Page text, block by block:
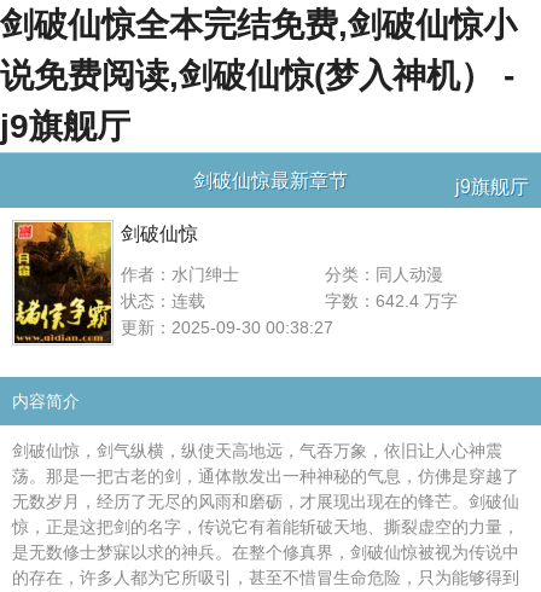
剑破仙惊全本完结免费,剑破仙惊小
说免费阅读,剑破仙惊(梦入神机） -
j9旗舰厅
剑破仙惊最新章节 j9旗舰厅
剑破仙惊
作者：水门绅士
分类：同人动漫
状态：连载
字数：642.4 万字
更新：2025-09-30 00:38:27
内容简介
剑破仙惊，剑气纵横，纵使天高地远，气吞万象，依旧让人心神震
荡。那是一把古老的剑，通体散发出一种神秘的气息，仿佛是穿越了
无数岁月，经历了无尽的风雨和磨砺，才展现出现在的锋芒。剑破仙
惊，正是这把剑的名字，传说它有着能斩破天地、撕裂虚空的力量，
是无数修士梦寐以求的神兵。在整个修真界，剑破仙惊被视为传说中
的存在，许多人都为它所吸引，甚至不惜冒生命危险，只为能够得到